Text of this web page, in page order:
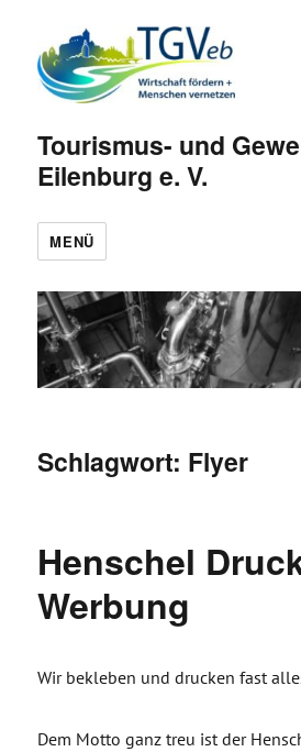
Tourismus- und
Eilenburg e. V.
MENÜ
Schlagwort: Flyer
Henschel
Werbung
Wir bekleben und drucken fast
Dem Motto ganz treu ist der